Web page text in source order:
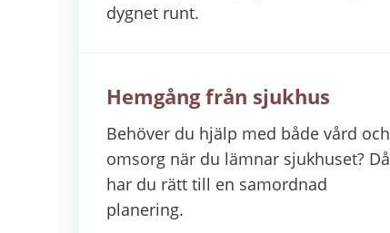
dygnet runt.
Hemgång från sjukhus
Behöver du hjälp med både vård och
omsorg när du lämnar sjukhuset? Då
har du rätt till en samordnad
planering.